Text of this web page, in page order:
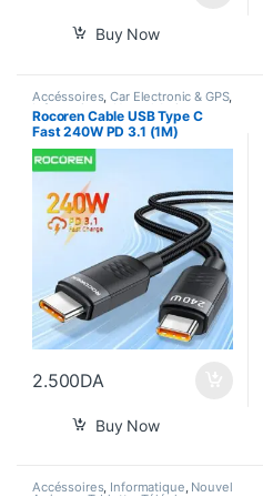
Buy Now
Accéssoires,Car Electronic & GPS,
Informatique,Nouvel Arrivage
Power Bank,Smart Home,
Tablette,Téléphones
Rocoren Cable USB Type C
Fast 240W PD 3.1 (1M)
2.500DA
Buy Now
Accéssoires, Informatique, Nouvel